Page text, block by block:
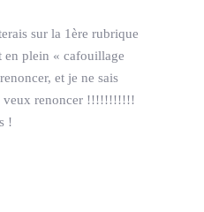
sur la 1ère rubrique
en plein « cafouillage
et je ne sais
veux renoncer !!!!!!!!!!!
!